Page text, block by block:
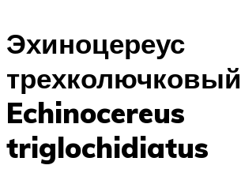
Эхиноцереус
трехколючковый
Echinocereus
triglochidiatus